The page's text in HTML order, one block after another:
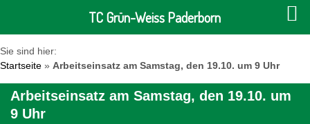
Sie sind hier:
Startseite » Arbeitseinsatz am Samstag, den 19.10. um 9 Uhr
Arbeitseinsatz am Samstag, den 19.10. um
9 Uhr
TC Grün-Weiss Paderborn